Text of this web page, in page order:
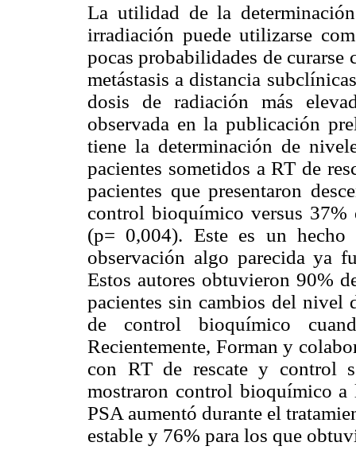
La utilidad de la
irradiación puede utilizarse
pocas probabilidades de curarse
metástasis a distancia
dosis de radiación más
observada en la publicación
tiene la determinación de
pacientes sometidos a RT de
pacientes que presentaron
control bioquímico versus 37%
(p= 0,004). Este es un hecho
observación algo parecida ya
Estos autores obtuvieron 90%
pacientes sin cambios del nivel
de control bioquímico
Recientemente, Forman y
con RT de rescate y control
mostraron control bioquímico a
PSA aumentó durante el
estable y 76% para los que